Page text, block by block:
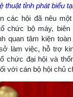
thuật tỉnh phát biểu
các hội đã nêu
chức bộ máy,
quan tâm kiện
làm việc, hỗ trợ
chức đại hội và
với cán bộ hội chủ